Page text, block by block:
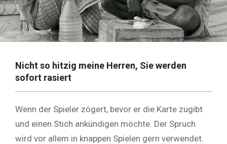
Nicht so hitzig meine Herren, Sie werden
sofort rasiert
Wenn der Spieler zögert, bevor er die Karte zugibt
und einen Stich ankündigen möchte. Der Spruch
wird vor allem in knappen Spielen gern verwendet.